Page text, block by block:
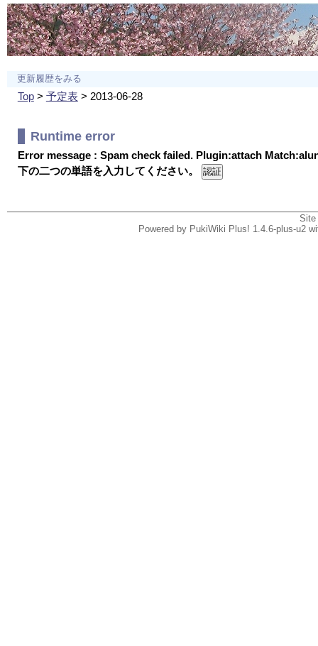
更新履歴をみる
Top> 予定表> 2013-06-28
Runtime error
Error message : Spam check failed. Plugin:attach
下の二つの単語を入力してください。
Powered by PukiWiki Plus! 1.4.6-plus-u2